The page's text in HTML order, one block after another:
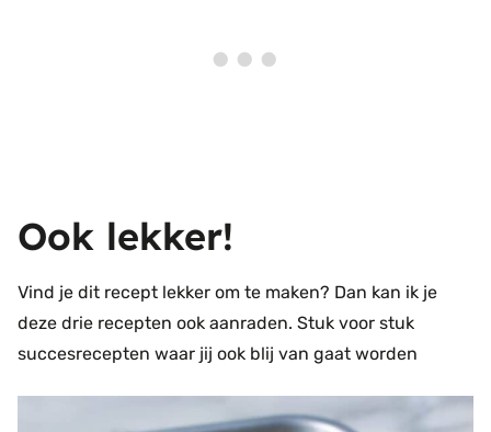
Ook lekker!
Vind je dit recept lekker om te maken? Dan kan ik je
deze drie recepten ook aanraden. Stuk voor stuk
succesrecepten waar jij ook blij van gaat worden